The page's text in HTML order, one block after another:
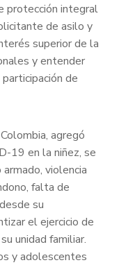
protección integral
de asilo y
superior de la
y entender
de
agregó
19 en la niñez, se
violencia
falta de
su
el ejercicio de
unidad familiar.
y adolescentes